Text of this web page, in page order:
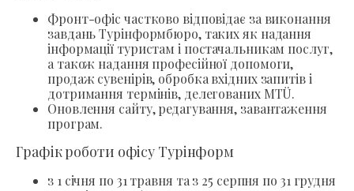
Фронт-офіс частково відповідає за виконання
завдань Турінформбюро, таких як надання
інформації туристам і постачальникам послуг,
а також надання професійної допомоги,
продаж сувенірів, обробка вхідних запитів і
дотримання термінів, делегованих MTÜ.
Оновлення сайту, редагування, завантаження
програм.
Графік роботи офісу Турінформ
з 1 січня по 31 травня та з 25 серпня по 31 грудня